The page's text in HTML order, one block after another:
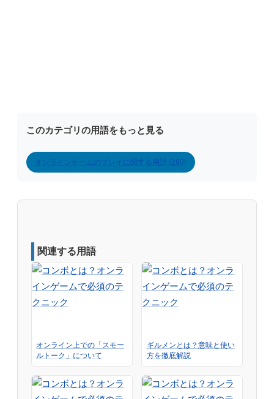
このカテゴリの用語をもっと見る
オンラインゲームのプレイに関する用語 (290)
関連する用語
オンライン上での「スモー
ルトーク」について
ギルメンとは？意味と使い
方を徹底解説